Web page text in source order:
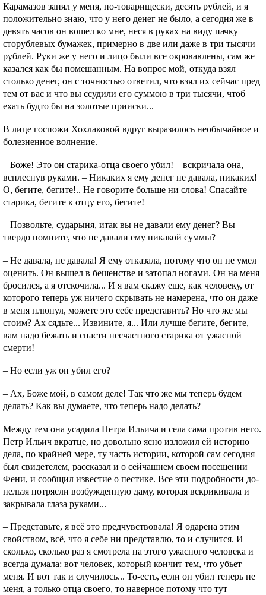
Карамазов занял у меня, по-товарищески, десять рублей, и я
положительно знаю, что у него денег не было, а сегодня же в
девять часов он вошел ко мне, неся в руках на виду пачку
сторублевых бумажек, примерно в две или даже в три тысячи
рублей. Руки же у него и лицо были все окровавлены, сам же
казался как бы помешанным. На вопрос мой, откуда взял
столько денег, он с точностью ответил, что взял их сейчас пред
тем от вас и что вы ссудили его суммою в три тысячи, чтоб
ехать будто бы на золотые прииски...
В лице госпожи Хохлаковой вдруг выразилось необычайное и
болезненное волнение.
– Боже! Это он старика-отца своего убил! – вскричала она,
всплеснув руками. – Никаких я ему денег не давала, никаких!
О, бегите, бегите!.. Не говорите больше ни слова! Спасайте
старика, бегите к отцу его, бегите!
– Позвольте, сударыня, итак вы не давали ему денег? Вы
твердо помните, что не давали ему никакой суммы?
– Не давала, не давала! Я ему отказала, потому что он не умел
оценить. Он вышел в бешенстве и затопал ногами. Он на меня
бросился, а я отскочила... И я вам скажу еще, как человеку, от
которого теперь уж ничего скрывать не намерена, что он даже
в меня плюнул, можете это себе представить? Но чтo же мы
стоим? Ах сядьте... Извините, я... Или лучше бегите, бегите,
вам надо бежать и спасти несчастного старика от ужасной
смерти!
– Но если уж он убил его?
– Ах, Боже мой, в самом деле! Так чтo же мы теперь будем
делать? Как вы думаете, чтo теперь надо делать?
Между тем она усадила Петра Ильича и села сама против него.
Петр Ильич вкратце, но довольно ясно изложил ей историю
дела, по крайней мере, ту часть истории, которой сам сегодня
был свидетелем, рассказал и о сейчашнем своем посещении
Фени, и сообщил известие о пестике. Все эти подробности до-
нельзя потрясли возбужденную даму, которая вскрикивала и
закрывала глаза руками...
– Представьте, я всё это предчувствовала! Я одарена этим
свойством, всё, что я себе ни представлю, то и случится. И
сколько, сколько раз я смотрела на этого ужасного человека и
всегда думала: вот человек, который кончит тем, что убьет
меня. И вот так и случилось... То-есть, если он убил теперь не
меня, а только отца своего, то наверное потому что тут